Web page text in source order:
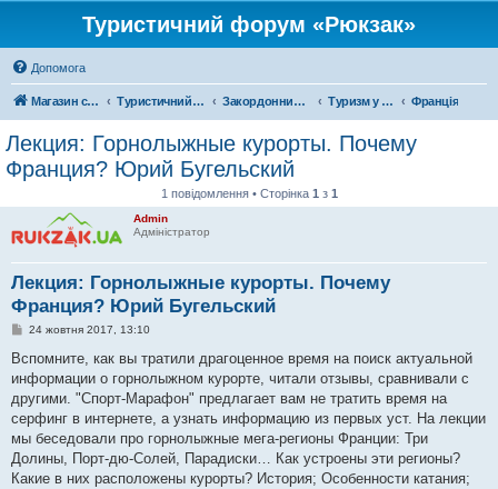
Туристичний форум «Рюкзак»
Допомога
Магазин спорядження Туристичний форум «Рюкзак» Закордонний туризм Туризм у Європі Франція
Лекция: Горнолыжные курорты. Почему
Франция? Юрий Бугельский
1 повідомлення • Сторінка 1 з 1
Admin
Адміністратор
Лекция: Горнолыжные курорты. Почему
Франция? Юрий Бугельский
П
в
д
о
м
л
е
н
я
24 жовтня 2017, 13:10
Вспомните, как вы тратили драгоценное время на поиск актуальной
информации о горнолыжном курорте, читали отзывы, сравнивали с
другими. "Спорт-Марафон" предлагает вам не тратить время на
серфинг в интернете, а узнать информацию из первых уст. На лекции
мы беседовали про горнолыжные мега-регионы Франции: Три
Долины, Порт-дю-Солей, Парадиски… Как устроены эти регионы?
Какие в них расположены курорты? История; Особенности катания;